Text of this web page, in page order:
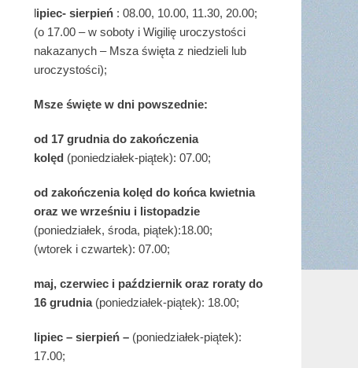
lipiec- sierpień : 08.00, 10.00, 11.30, 20.00;
(o 17.00 – w soboty i Wigilię uroczystości
nakazanych – Msza święta z niedzieli lub
uroczystości);
Msze święte w dni powszednie:
od 17 grudniado zakończenia
kolęd (poniedziałek-piątek): 07.00;
od zakończenia kolęd do końca kwietnia
oraz we wrześniu i listopadzie
(poniedziałek, środa, piątek):18.00;
(wtorek i czwartek): 07.00;
maj, czerwiec i październik oraz roraty do
16 grudnia (poniedziałek-piątek): 18.00;
lipiec – sierpień – (poniedziałek-piątek):
17.00;